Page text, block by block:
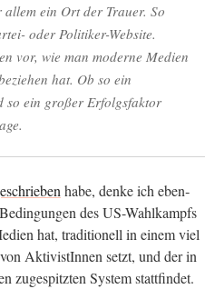
ein Ort der Trau­er. So
oder Poli­ti­ker-Web­site.
vor, wie man moder­ne Medi­en
hat. Ob so ein
so ein gro­ßer Erfolgs­fak­tor
habe, den­ke ich eben­
des US-Wahl­kampfs
hat, tra­di­tio­nell in einem viel
Akti­vis­tIn­nen setzt, und der in
zuge­spitz­ten Sys­tem statt­fin­det.